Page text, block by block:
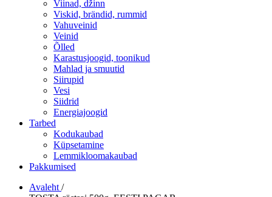
Viinad, džinn
Viskid, brändid, rummid
Vahuveinid
Veinid
Õlled
Karastusjoogid, toonikud
Mahlad ja smuutid
Siirupid
Vesi
Siidrid
Energiajoogid
Tarbed
Kodukaubad
Küpsetamine
Lemmikloomakaubad
Pakkumised
Avaleht /